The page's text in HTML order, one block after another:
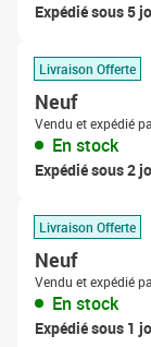
Expédié sous 5
Livraison Offerte
Neuf
Vendu et expédié
En stock
Expédié sous 2
Livraison Offerte
Neuf
Vendu et expédié
En stock
Expédié sous 1